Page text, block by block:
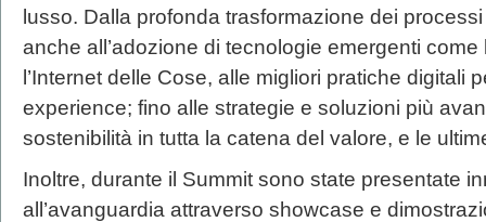
lusso. Dalla profonda trasformazione dei
anche all’adozione di tecnologie emergenti come
l’Internet delle Cose, alle migliori pratiche digitali
experience; fino alle strategie e soluzioni più
sostenibilità in tutta la catena del valore, e le
Inoltre, durante il Summit sono state presentate
all’avanguardia attraverso showcase e